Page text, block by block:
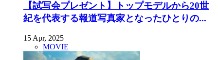
【試写会プレゼント】トップモデルから20世
紀を代表する報道写真家となったひとりの...
15 Apr, 2025
MOVIE